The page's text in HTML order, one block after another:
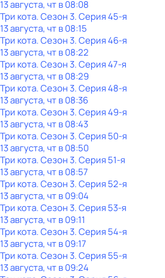
13 августа, чт в 08:08
Три кота. Сезон 3. Серия 45-я
13 августа, чт в 08:15
Три кота. Сезон 3. Серия 46-я
13 августа, чт в 08:22
Три кота. Сезон 3. Серия 47-я
13 августа, чт в 08:29
Три кота. Сезон 3. Серия 48-я
13 августа, чт в 08:36
Три кота. Сезон 3. Серия 49-я
13 августа, чт в 08:43
Три кота. Сезон 3. Серия 50-я
13 августа, чт в 08:50
Три кота. Сезон 3. Серия 51-я
13 августа, чт в 08:57
Три кота. Сезон 3. Серия 52-я
13 августа, чт в 09:04
Три кота. Сезон 3. Серия 53-я
13 августа, чт в 09:11
Три кота. Сезон 3. Серия 54-я
13 августа, чт в 09:17
Три кота. Сезон 3. Серия 55-я
13 августа, чт в 09:24